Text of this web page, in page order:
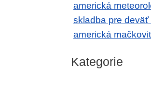
americká
skladba pre deväť
americká
Kategorie